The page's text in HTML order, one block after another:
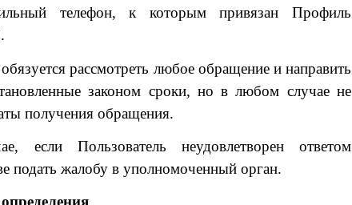
телефон, к которым привязан Профиль
рассмотреть любое обращение и направить
законом сроки, но в любом случае не
получения обращения.
если Пользователь неудовлетворен ответом
подать жалобу в уполномоченный орган.